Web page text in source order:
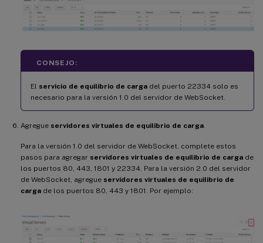
CONSEJO:
El servicio de equilibrio de carga del puerto 22334 solo es
necesario para la versión 1.0 del servidor de WebSocket.
Agregue servidores virtuales de equilibrio de carga.
Para la versión 1.0 del servidor de WebSocket, complete estos
pasos para agregar servidores virtuales de equilibrio de carga de
los puertos 80, 443, 1801 y 22334. Para la versión 2.0 del servidor
de WebSocket, agregue servidores virtuales de equilibrio de
carga de los puertos 80, 443 y 1801. Por ejemplo: